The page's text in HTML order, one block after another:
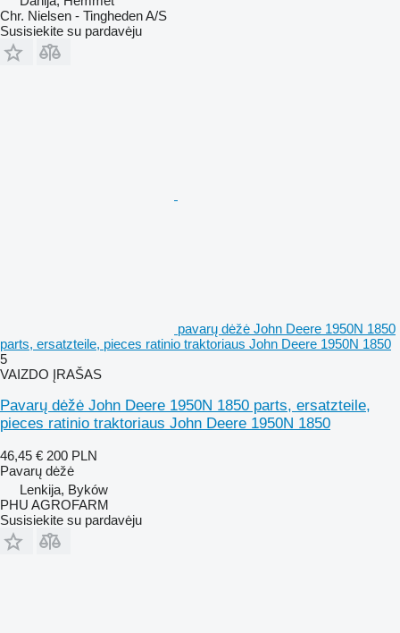
Chr. Nielsen - Tingheden A/S
Susisiekite su pardavėju
pavarų dėžė John Deere 1950N 1850
parts, ersatzteile, pieces ratinio traktoriaus John Deere 1950N 1850
5
VAIZDO ĮRAŠAS
Pavarų dėžė John Deere 1950N 1850 parts, ersatzteile,
pieces ratinio traktoriaus John Deere 1950N 1850
46,45 € 200 PLN
Pavarų dėžė
Lenkija, Byków
PHU AGROFARM
Susisiekite su pardavėju